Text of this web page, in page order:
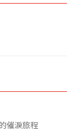
催淚旅程